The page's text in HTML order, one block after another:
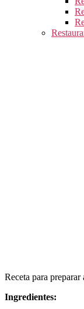
Receta para
Ingredientes: